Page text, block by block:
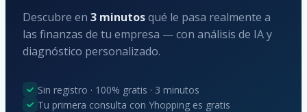
Descubre en 3 minutosqué le pasa realmente a
las finanzas de tu empresa — con análisis de IA y
diagnóstico personalizado.
Sin registro · 100% gratis · 3 minutos
Tu primera consulta con Yhopping es gratis